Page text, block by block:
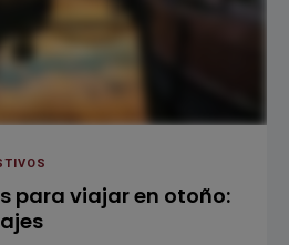
para viajar en otoño: